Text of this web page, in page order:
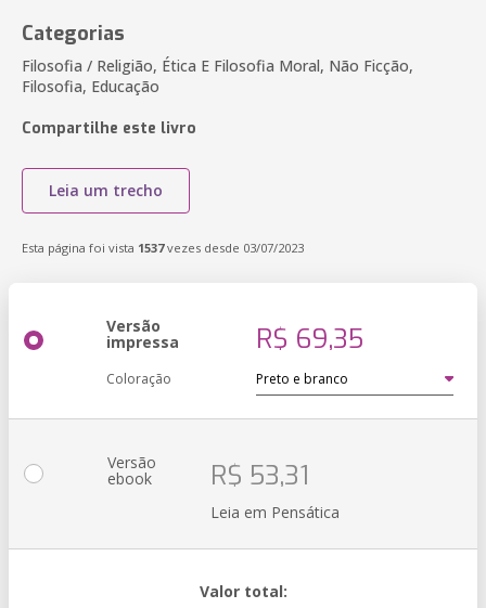
Categorias
Filosofia / Religião, Ética E Filosofia Moral, Não Ficção,
Filosofia, Educação
Compartilhe este livro
Leia um trecho
Esta página foi vista 1537vezes desde 03/07/2023
Versão
impressa R$ 69,35
Coloração
Versão
ebook R$ 53,31
Leia em Pensática
Valor total: